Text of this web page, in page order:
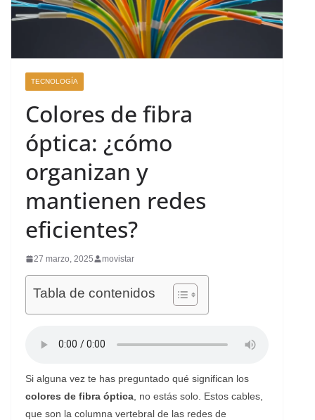
TECNOLOGÍA
Colores de fibra
óptica: ¿cómo
organizan y
mantienen redes
eficientes?
27 marzo, 2025 movistar
Tabla de contenidos
Si alguna vez te has preguntado qué significan los
colores de fibra óptica , no estás solo. Estos cables,
que son la columna vertebral de las redes de